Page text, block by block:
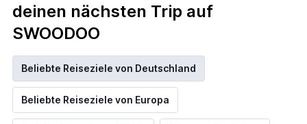
deinen nächsten Trip auf
SWOODOO
Beliebte Reiseziele von Deutschland
Beliebte Reiseziele von Europa